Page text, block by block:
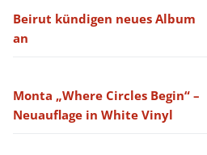
Beirut kündigen neues Album
an
Monta „Where Circles Begin“ –
Neuauflage in White Vinyl